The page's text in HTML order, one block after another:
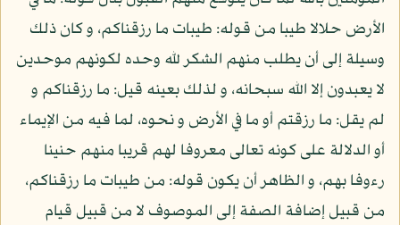
الأرض حلالا طيبا من قوله: طيبات ما رزقناكم، و كان ذلك
وسيلة إلى أن يطلب منهم الشكر لله وحده لكونهم موحدين
لا يعبدون إلا الله سبحانه، و لذلك بعينه قيل: ما رزقناكم و
لم يقل: ما رزقتم أو ما في الأرض و نحوه، لما فيه من الإيماء
أو الدلالة على كونه تعالى معروفا لهم قريبا منهم حنينا
رءوفا بهم، و الظاهر أن يكون قوله: من طيبات ما رزقناكم،
من قبيل إضافة الصفة إلى الموصوف لا من قبيل قيام